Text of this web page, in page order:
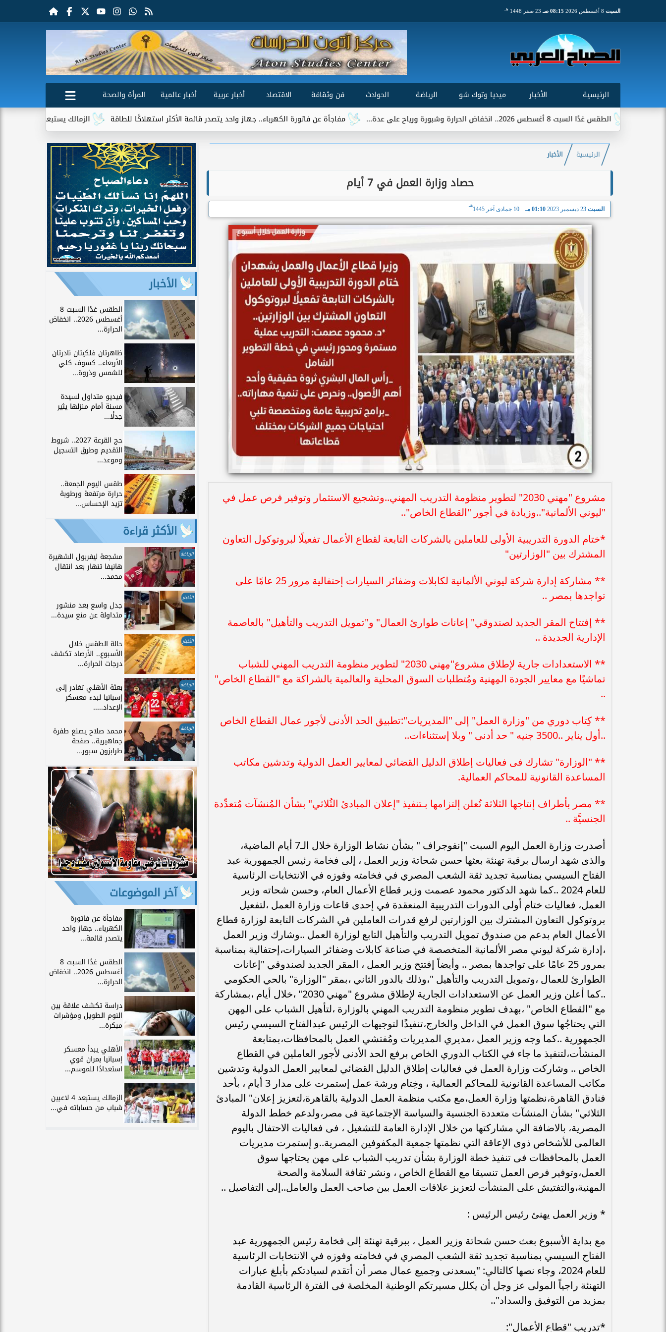
السبت 08:15 صـ 23 صفر 1448 هـ
الرئيسية الأخبار ميديا وتوك شو الرياضة الحوادث فن وثقافة الاقتصاد أخبار عربية أخبار عالمية
المرأة والصحة
الزمالك يستبعد 4 لاعبين شباب من حساباته في الموسم الجديد
مفاجأة عن فاتورة الكهرباء.. جهاز واحد يتصدر قائمة الأكثر استهلاكًا للطاقة الطقس غدًا السبت 8 أغسطس 2026.. انخفاض الحرارة وشبورة ورياح على عدة...
الرئيسية الأخبار
حصاد وزارة العمل في 7 أيام
السبت 23 ديسمبر 2023 01:10 مـ 10 جمادى آخر 1445
هـ
مشروع "مهني 2030" لتطوير منظومة التدريب المهني..وتشجيع الاستثمار وتوفير فرص عمل في
"ليوني الألمانية"..وزيادة في أجور "القطاع الخاص"..
*ختام الدورة التدريبية الأولى للعاملين بالشركات التابعة لقطاع الأعمال تفعيلًا لبروتوكول التعاون
المشترك بين "الوزارتين"
** مشاركة إدارة شركة ليوني الألمانية لكابلات وضفائر السيارات إحتفالية مرور 25 عامًا على
تواجدها بمصر ..
** إفتتاح المقر الجديد لصندوقي" إعانات طوارئ العمال" و"تمويل التدريب والتأهيل" بالعاصمة
الإدارية الجديدة ..
** الاستعدادات جارية لإطلاق مشروع"مِهني 2030" لتطوير منظومة التدريب المهني للشباب
تماشيًا مع معايير الجودة المِهنية ومُتطلبات السوق المحلية والعالمية بالشراكة مع "القطاع الخاص"
..
** كِتاب دوري من "وزارة العمل" إلى "المديريات":تطبيق الحد الأدنى لأجور عمال القطاع الخاص
..أول يناير ..3500 جنيه " حد أدنى " وبلا إستثناءات..
** "الوزارة" تشارك فى فعاليات إطلاق الدليل القضائي لمعايير العمل الدولية وتدشين مكاتب
المساعدة القانونية للمحاكم العمالية.
** مصر بأطراف إنتاجها الثلاثة تُعلن إلتزامها بـتنفيذ "إعلان المبادئ الثُلاثي" بشأن المُنشآت مُتعدِّدة
الجنسيَّة ..
أصدرت وزارة العمل اليوم السبت "إنفوجراف " بشأن نشاط الوزارة خلال الـ7 أيام الماضية،
والذى شهد ارسال برقية تهنئة بعثها حسن شحاتة وزير العمل ، إلى فخامة رئيس الجمهورية عبد
الفتاح السيسي بمناسبة تجديد ثقة الشعب المصري في فخامته وفوزه في الانتخابات الرئاسية
للعام 2024 ..كما شهد الدكتور محمود عصمت وزير قطاع الأعمال العام، وحسن شحاته وزير
العمل، فعاليات ختام أولى الدورات التدريبية المنعقدة في إحدى قاعات وزارة العمل ،لتفعيل
بروتوكول التعاون المشترك بين الوزارتين لرفع قدرات العاملين في الشركات التابعة لوزارة قطاع
الأعمال العام بدعم من صندوق تمويل التدريب والتأهيل التابع لوزارة العمل ..وشارك وزير العمل
،إدارة شركة ليوني مصر الألمانية المتخصصة في صناعة كابلات وضفائر السيارات،إحتفالية بمناسبة
بمرور 25 عامًا على تواجدها بمصر .. وأيضاً إفتتح وزير العمل ، المقر الجديد لصندوقي "إعانات
الطوارئ للعمال ،وتمويل التدريب والتأهيل "،وذلك بالدور الثاني ،بمقر "الوزارة" بالحي الحكومي
..كما أعلن وزير العمل عن الاستعدادات الجارية لإطلاق مشروع "مهني 2030" ،خلال أيام ،بمشاركة
مع "القطاع الخاص" ،بهدف تطوير منظومة التدريب المهني بالوزارة ،لتأهيل الشباب على المِهن
التي يحتاجُها سوق العمل في الداخل والخارج،تنفيذًا لتوجيهات الرئيس عبدالفتاح السيسي رئيس
الجمهورية ..كما وجه وزير العمل ،مديري المديريات ومُفتشي العمل بالمحافظات،بمتابعة
المنشأت،لتنفيذ ما جاء في الكتاب الدوري الخاص برفع الحد الأدنى لأجور العاملين في القطاع
الخاص .. وشاركت وزارة العمل في فعاليات إطلاق الدليل القضائي لمعايير العمل الدولية وتدشين
مكاتب المساعدة القانونية للمحاكم العمالية ، وخِتام ورشة عمل إستمرت على مدار 3 أيام ، بأحد
فنادق القاهرة،نظمتها وزارة العمل،مع مكتب منظمة العمل الدولية بالقاهرة،لتعزيز إعلان" المبادئ
الثلاثي" بشأن المنشآت متعددة الجنسية والسياسة الإجتماعية فى مصر،ولدعم خطط الدولة
المصرية، بالاضافة الي مشاركتها من خلال الإدارة العامة للتشغيل ، فى فعاليات الاحتفال باليوم
العالمى للأشخاص ذوى الإعاقة التي نظمتها جمعية المكفوفين المصرية..و إستمرت مديريات
العمل بالمحافظات فى تنفيذ خطة الوزارة بشأن تدريب الشباب على مهن يحتاجها سوق
العمل،وتوفير فرص العمل تنسيقا مع القطاع الخاص ، ونشر ثقافة السلامة والصحة
المهنية،والتفتيش على المنشأت لتعزيز علاقات العمل بين صاحب العمل والعامل..إلى التفاصيل ..
* وزير العمل يهنئ رئيس الرئيس :
مع بداية الأسبوع بعث حسن شحاتة وزير العمل ، ببرقية تهنئة إلى فخامة رئيس الجمهورية عبد
الفتاح السيسي بمناسبة تجديد ثقة الشعب المصري في فخامته وفوزه في الانتخابات الرئاسية
للعام 2024، وجاء نصها كالتالي: "يسعدنى وجميع عمال مصر أن أتقدم لسيادتكم بأبلغ عبارات
التهنئة راجياً المولى عز وجل أن يكلل مسيرتكم الوطنية المخلصة فى الفترة الرئاسية القادمة
بمزيد من التوفيق والسداد"..
*تدريب "قطاع الأعمال":
الأخبار
الطقس غدًا السبت 8
أغسطس 2026.. انخفاض
الحرارة...
ظاهرتان فلكيتان نادرتان
الأربعاء.. كسوف كلي
للشمس وذروة...
فيديو متداول لسيدة
مسنة أمام منزلها يثير
جدلًا...
حج القرعة 2027.. شروط
التقديم وطرق التسجيل
وموعد...
طقس اليوم الجمعة..
حرارة مرتفعة ورطوبة
تزيد الإحساس...
الأكثر قراءة
الرياضة مشجعة ليفربول الشهيرة
هانيفا تنهار بعد انتقال
محمد...
الأخبار
جدل واسع بعد منشور
متداولة عن منع سيدة...
الأخبار حالة الطقس خلال
الأسبوع.. الأرصاد تكشف
درجات الحرارة...
الرياضة بعثة الأهلي تغادر إلى
إسبانيا لبدء معسكر
الإعداد.....
الرياضة محمد صلاح يصنع طفرة
جماهيرية.. صفحة
طرابزون سبور...
آخر الموضوعات
مفاجأة عن فاتورة
الكهرباء.. جهاز واحد
يتصدر قائمة...
الطقس غدًا السبت 8
أغسطس 2026.. انخفاض
الحرارة...
دراسة تكشف علاقة بين
النوم الطويل ومؤشرات
مبكرة...
الأهلي يبدأ معسكر
إسبانيا بمران قوي
استعدادًا للموسم...
الزمالك يستبعد 4 لاعبين
شباب من حساباته في...